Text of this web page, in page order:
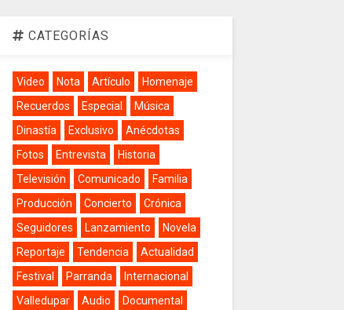
CATEGORÍAS
Video Nota Artículo
Homenaje
Recuerdos
Especial
Música
Dinastía
Exclusivo
Anécdotas
Fotos
Entrevista
Historia
Televisión
Comunicado
Familia
Producción
Concierto
Crónica
Seguidores
Lanzamiento
Novela
Reportaje
Tendencia
Actualidad
Festival
Parranda
Internacional
Valledupar
Audio
Documental